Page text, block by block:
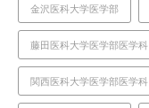
金沢医科大学医学部
藤田医科大学医学部医学科
関西医科大学医学部医学科